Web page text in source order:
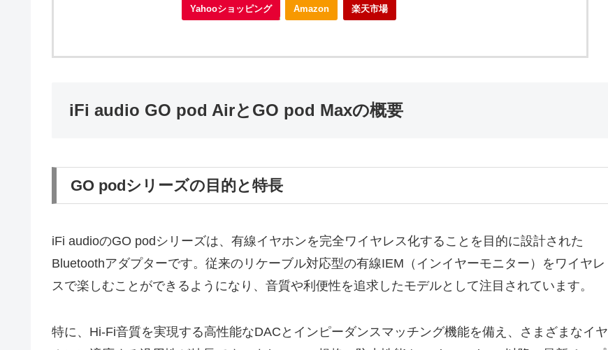
Yahooショッピング Amazon 楽天市場
iFi audio GO pod AirとGO pod Maxの概要
GO podシリーズの目的と特長
iFi audioのGO podシリーズは、有線イヤホンを完全ワイヤレス化することを目的に設計された
Bluetoothアダプターです。従来のリケーブル対応型の有線IEM（インイヤーモニター）をワイヤレ
スで楽しむことができるようになり、音質や利便性を追求したモデルとして注目されています。
特に、Hi-Fi音質を実現する高性能なDACとインピーダンスマッチング機能を備え、さまざまなイヤ